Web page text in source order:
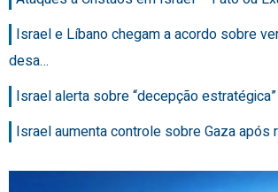
Israel e Líbano chegam a acordo sobre
desa…
Israel alerta sobre “decepção
Israel aumenta controle sobre Gaza após